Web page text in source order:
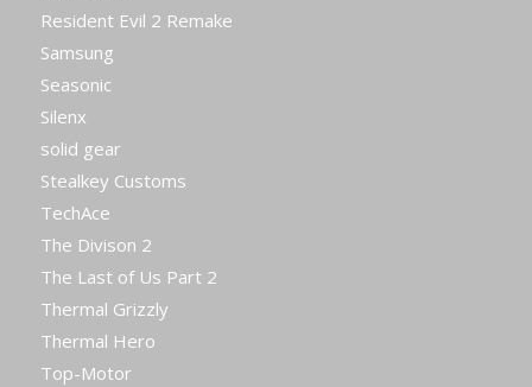
Resident Evil 2 Remake
Samsung
Seasonic
Silenx
solid gear
Stealkey Customs
TechAce
The Divison 2
The Last of Us Part 2
Thermal Grizzly
Thermal Hero
Top-Motor